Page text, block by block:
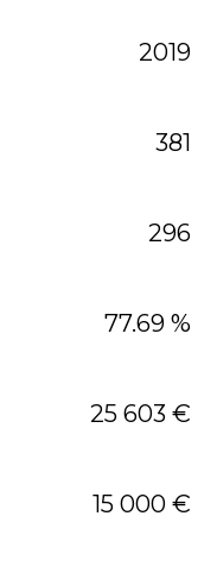
2019
381
296
77.69 %
25 603 €
15 000 €